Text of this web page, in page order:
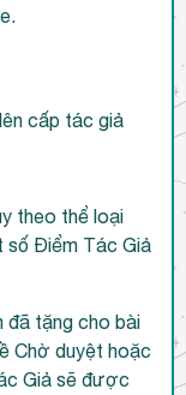
cấp tác giả
theo thể loại
số Điểm Tác Giả
đã tặng cho bài
Chờ duyệt hoặc
Giả sẽ được